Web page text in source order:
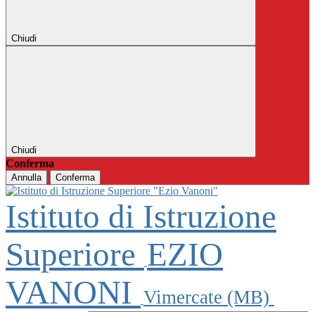
Chiudi
Chiudi
Conferma
Annulla Conferma
Istituto di Istruzione
Superiore EZIO
VANONI Vimercate (MB)